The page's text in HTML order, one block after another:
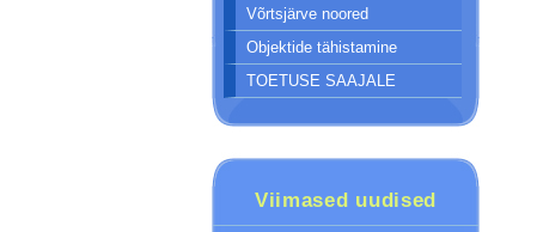
Võrtsjärve noored
Objektide tähistamine
TOETUSE SAAJALE
Viimased uudised